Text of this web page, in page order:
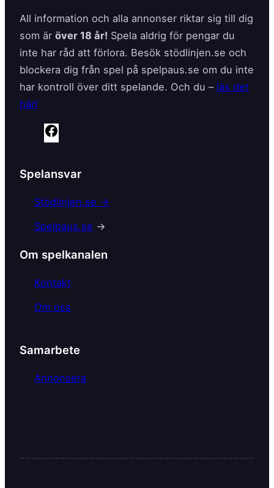
All information och alla annonser riktar sig till dig
som är över 18 år! Spela aldrig för pengar du
inte har råd att förlora. Besök stödlinjen.se och
blockera dig från spel på spelpaus.se om du inte
har kontroll över ditt spelande. Och du – läs det
här!
e
b
o
k
Spelansvar
Stödlinjen.se →
Spelpaus.se →
Om spelkanalen
Kontakt
Om oss
Samarbete
Annonsera